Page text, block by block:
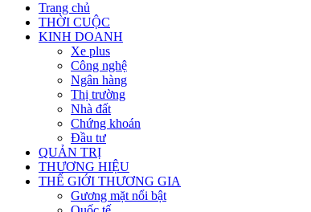
Trang chủ
THỜI CUỘC
KINH DOANH
Xe plus
Công nghệ
Ngân hàng
Thị trường
Nhà đất
Chứng khoán
Đầu tư
QUẢN TRỊ
THƯƠNG HIỆU
THẾ GIỚI THƯƠNG GIA
Gương mặt nổi bật